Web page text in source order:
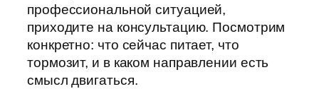
профессиональной ситуацией,
приходите на консультацию. Посмотрим
конкретно: что сейчас питает, что
тормозит, и в каком направлении есть
смысл двигаться.